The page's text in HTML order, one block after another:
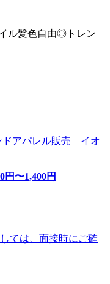
ル髪色自由◎トレン
ドアパレル販売 イオ
円〜1,400円
ては、面接時にご確